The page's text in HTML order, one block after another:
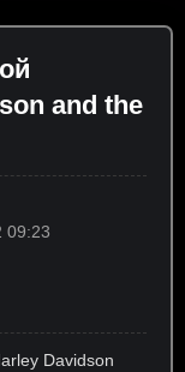
and the
09:23
Davidson